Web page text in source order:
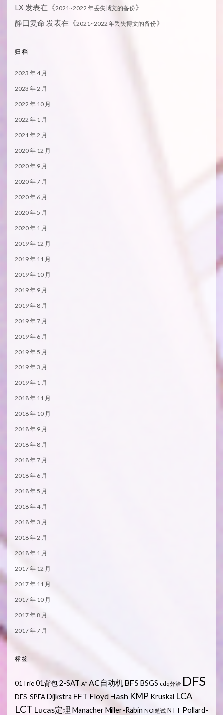
LX 发表在《2021~2022 年丢失博文的备份》
静曰复命 发表在《2021~2022 年丢失博文的备份》
归档
2023 年 4 月
2023 年 2 月
2022 年 10 月
2022 年 1 月
2021 年 2 月
2020 年 12 月
2020 年 9 月
2020 年 7 月
2020 年 6 月
2020 年 5 月
2020 年 1 月
2019 年 12 月
2019 年 11 月
2019 年 10 月
2019 年 9 月
2019 年 8 月
2019 年 7 月
2019 年 6 月
2019 年 5 月
2019 年 3 月
2019 年 1 月
2018 年 11 月
2018 年 10 月
2018 年 9 月
2018 年 8 月
2018 年 7 月
2018 年 6 月
2018 年 5 月
2018 年 4 月
2018 年 3 月
2018 年 2 月
2018 年 1 月
2017 年 12 月
2017 年 11 月
2017 年 10 月
2017 年 8 月
2017 年 7 月
标签
01Trie01背包2-SAT A* AC自动机 BFS BSGS cdq分治 DFS
DFS-SPFADijkstra FFT Floyd Hash KMP Kruskal LCA
LCT Lucas定理 ManacherMiller-Rabin NOI笔试 NTT Pollard-